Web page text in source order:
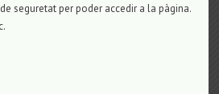
seguretat per poder accedir a la pàgina.